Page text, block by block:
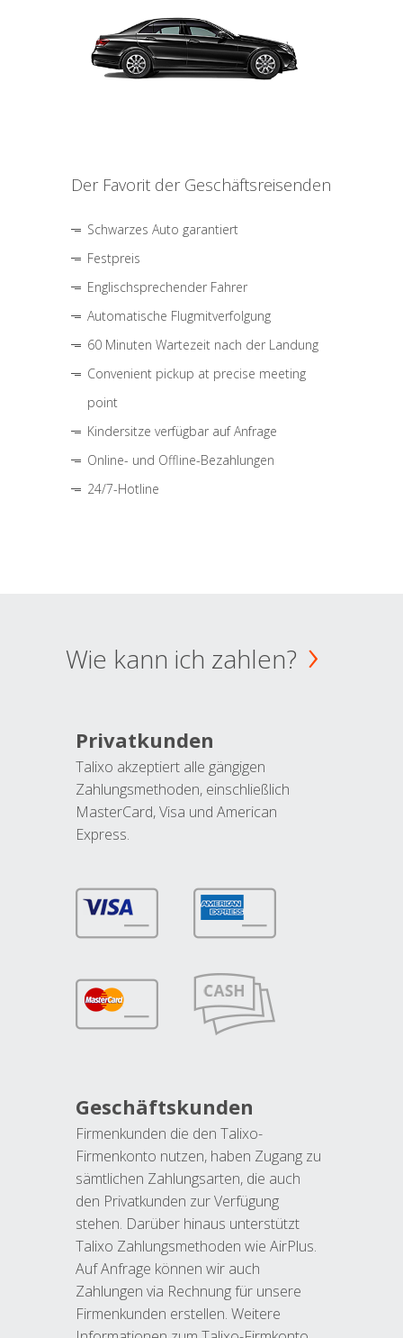
Der Favorit der Geschäftsreisenden
Schwarzes Auto garantiert
Festpreis
Englischsprechender Fahrer
Automatische Flugmitverfolgung
60 Minuten Wartezeit nach der Landung
Convenient pickup at precise meeting
point
Kindersitze verfügbar auf Anfrage
Online- und Offline-Bezahlungen
24/7-Hotline
Wie kann ich zahlen?
Privatkunden
Talixo akzeptiert alle gängigen
Zahlungsmethoden, einschließlich
MasterCard, Visa und American
Express.
Geschäftskunden
Firmenkunden die den Talixo-
Firmenkonto nutzen, haben Zugang zu
sämtlichen Zahlungsarten, die auch
den Privatkunden zur Verfügung
stehen. Darüber hinaus unterstützt
Talixo Zahlungsmethoden wie AirPlus.
Auf Anfrage können wir auch
Zahlungen via Rechnung für unsere
Firmenkunden erstellen. Weitere